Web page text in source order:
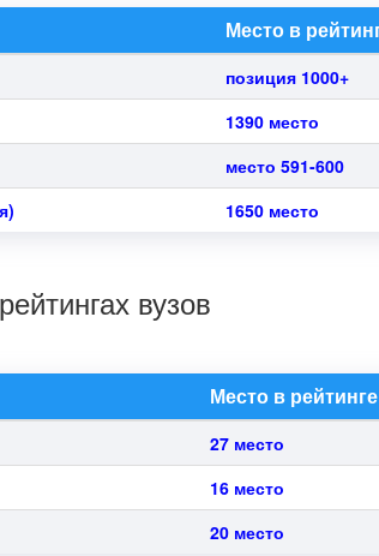
Место в
позиция 1000+
1390 место
место 591-600
1650 место
вузов
Место в рейтинге
27 место
16 место
20 место